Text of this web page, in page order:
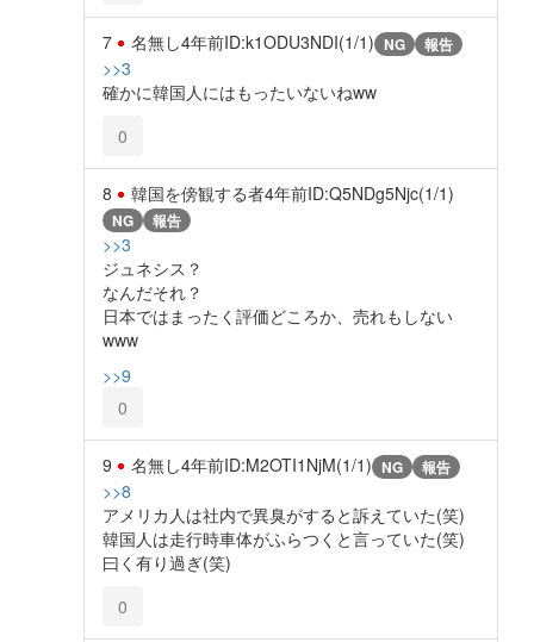
7 名無し4年前ID:k1ODU3NDI(1/1) NG 報告
>>3
確かに韓国人にはもったいないねww
0
8 韓国を傍観する者4年前ID:Q5NDg5Njc(1/1)
NG 報告
>>3
ジュネシス？
なんだそれ？
日本ではまったく評価どころか、売れもしない
www
>>9
0
9 名無し4年前ID:M2OTI1NjM(1/1) NG 報告
>>8
アメリカ人は社内で異臭がすると訴えていた(笑)
韓国人は走行時車体がふらつくと言っていた(笑)
曰く有り過ぎ(笑)
0